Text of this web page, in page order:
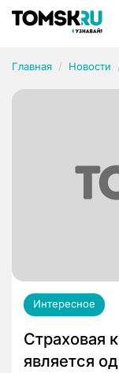
Главная Новости
Интересное
Страховая
является